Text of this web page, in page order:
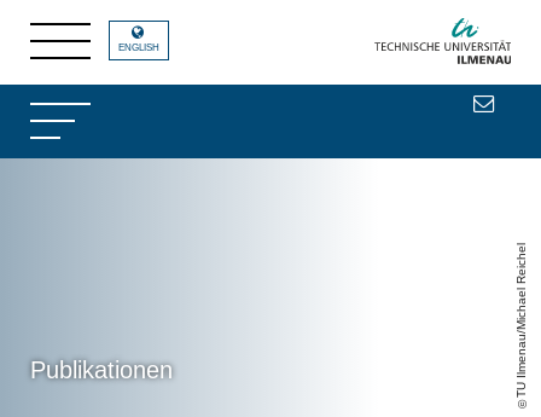
Publikationen TU Ilmenau/Michael Reichel
ENGLISH